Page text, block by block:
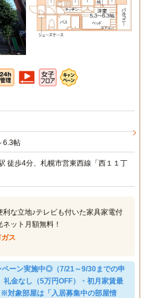
6.3帖
徒歩4分、札幌市営東西線「西１１丁
な立地♪テレビも付いた家具家電付
ット月額無料！
ス
ーン実施中◎（7/21～9/30までの申
礼金なし（5万円OFF）・初月家賃最
対象部屋は「入居募集中の部屋情